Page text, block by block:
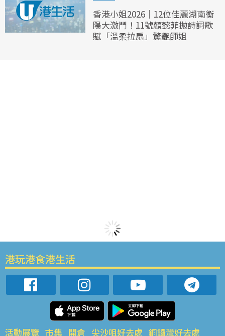
香港小姐2026｜12位佳麗湖南衡
陽大激鬥！11號顏懿菲拋詩詞歌
賦「溫柔拉扇」驚艷師姐
港玩港食港生活
活動展覽 市集 開倉 尖沙咀好去處 銅鑼灣好去處